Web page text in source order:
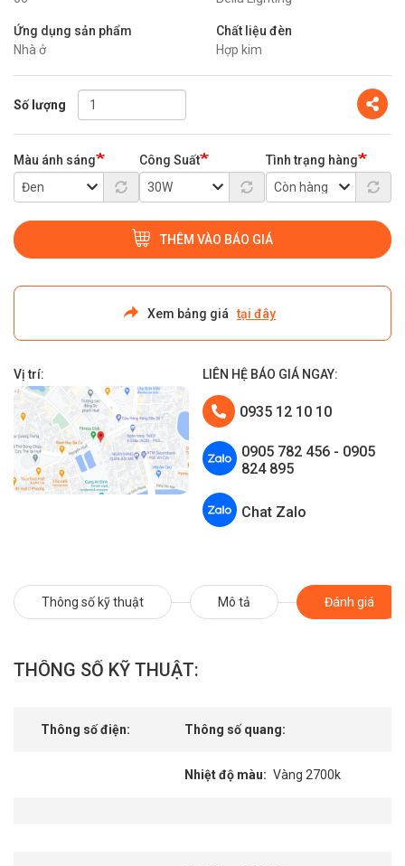
Ứng dụng sản phẩm
Nhà ở
Chất liệu đèn
Hợp kim
Số lượng
Màu ánh sáng Công Suất Tình trạng hàng
THÊM VÀO BÁO GIÁ
Share
Xem bảng giá tại đây
Vị trí: LIÊN HỆ BÁO GIÁ NGAY:
0935 12 10 10
0905 782 456 - 0905
824 895
Chat Zalo
Thông số kỹ thuật Mô tả Đánh giá
THÔNG SỐ KỸ THUẬT:
Thông số điện: Thông số quang:
Nhiệt độ màu Vàng 2700k